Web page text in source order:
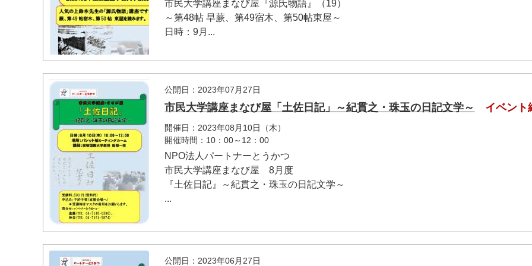
市民大学講座まなび屋『源氏物語』（19）
～第48帖 早蕨、第49宿木、第50帖東屋～
日時：9月...
公開日：2023年07月27日
市民大学講座まなび屋「土佐日記」～紀貫之・珠玉の日記文学～ イベント
開催日：2023年08月10日（木）
開催時間：10：00～12：00
NPO法人パートナーとうかつ
市民大学講座まなび屋 8月度
『土佐日記』～紀貫之・珠玉の日記文学～
...
公開日：2023年06月27日